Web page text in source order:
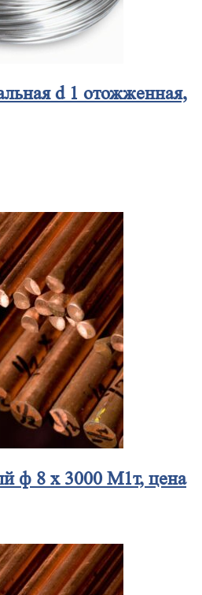
d 1 отожженная,
ф 8 х 3000 М1т, цена